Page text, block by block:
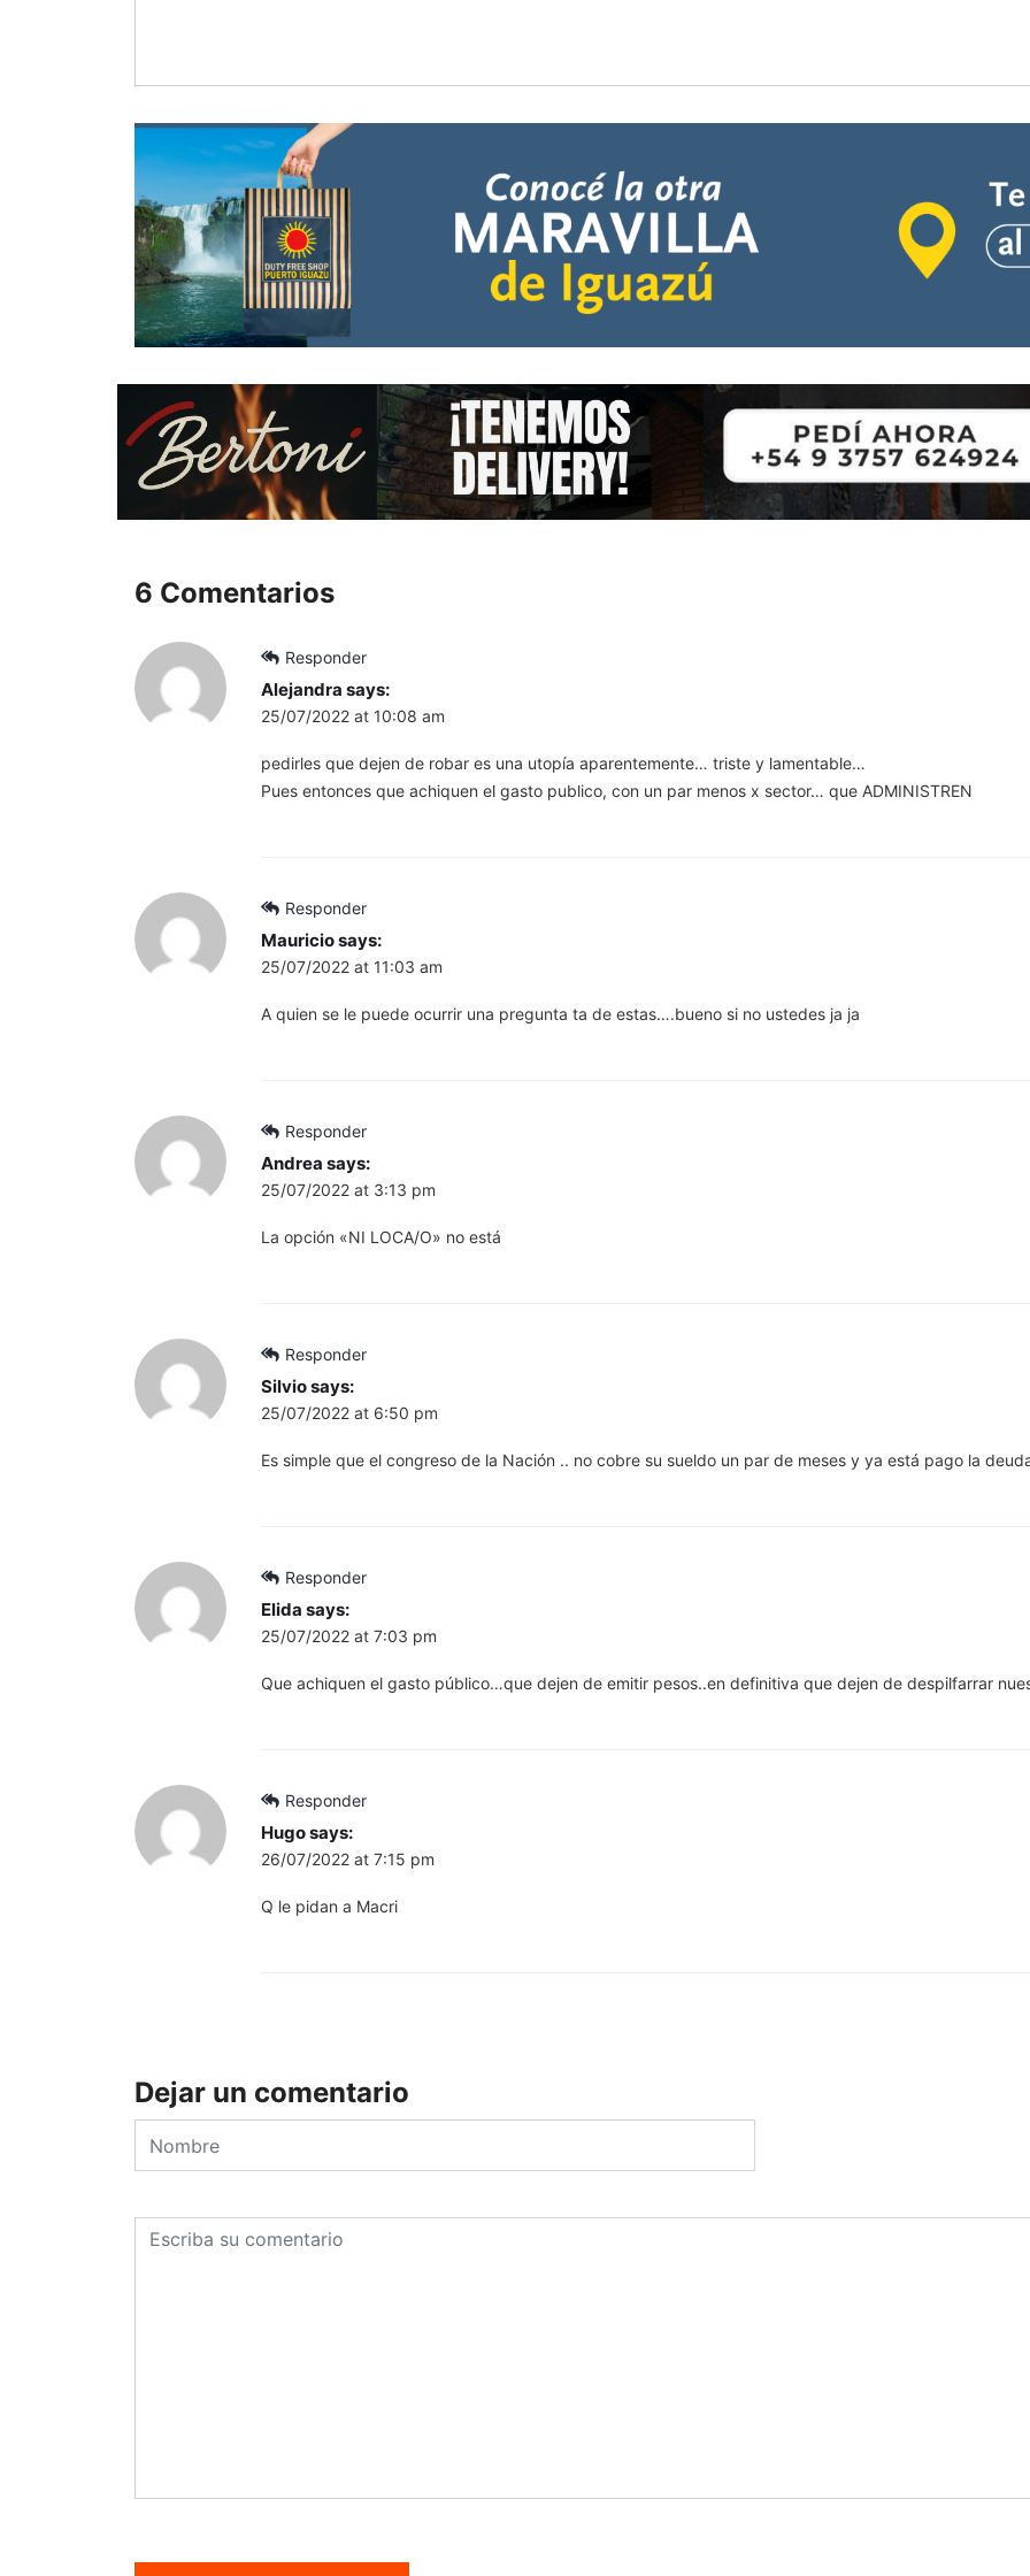
6 Comentarios
Responder
Alejandra says:
25/07/2022 at 10:08 am
pedirles que dejen de robar es una utopía aparentemente… triste y lamentable…
Pues entonces que achiquen el gasto publico, con un par menos x sector… que ADMINISTREN
Responder
Mauriciosays:
25/07/2022 at 11:03 am
A quien se le puede ocurrir una pregunta ta de estas….bueno si no ustedes ja ja
Responder
Andrea says:
25/07/2022 at 3:13 pm
La opción «NI LOCA/O» no está
Responder
Silviosays:
25/07/2022 at 6:50 pm
Es simple que el congreso de la Nación .. no cobre su sueldo un par de meses y ya está pago la
Responder
Elida says:
25/07/2022 at 7:03 pm
Que achiquen el gasto público…que dejen de emitir pesos..en definitiva que dejen de despilfarrar
Responder
Hugosays:
26/07/2022 at 7:15 pm
Q le pidan a Macri
Dejar un comentario